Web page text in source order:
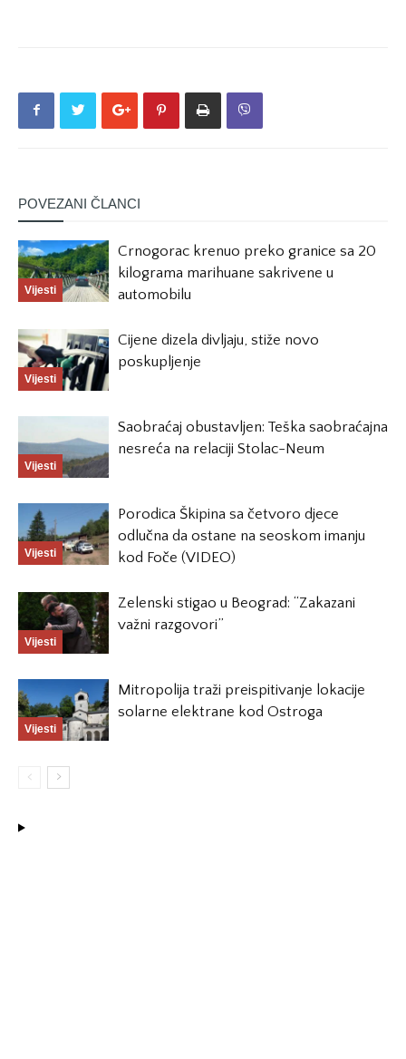
POVEZANI ČLANCI
Vijesti
Crnogorac krenuo preko granice sa 20
kilograma marihuane sakrivene u
automobilu
Vijesti
Cijene dizela divljaju, stiže novo
poskupljenje
Vijesti
Saobraćaj obustavljen: Teška saobraćajna
nesreća na relaciji Stolac-Neum
Vijesti
Porodica Škipina sa četvoro djece
odlučna da ostane na seoskom imanju
kod Foče (VIDEO)
Vijesti
Zelenski stigao u Beograd: “Zakazani
važni razgovori”
Vijesti
Mitropolija traži preispitivanje lokacije
solarne elektrane kod Ostroga